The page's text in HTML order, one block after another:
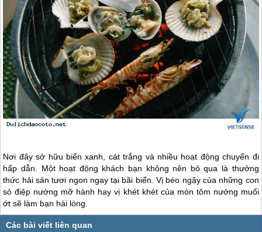
Nơi đây sở hữu biển xanh, cát trắng và nhiều hoạt động chuyến đi
hấp dẫn. Một hoạt động khách bạn không nên bỏ qua là thưởng
thức hải sản tươi ngon ngay tại bãi biển. Vị béo ngậy của những con
sò điệp nướng mỡ hành hay vị khét khét của món tôm nướng muối
ớt sẽ làm bạn hài lòng.